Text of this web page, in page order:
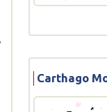
Carthago